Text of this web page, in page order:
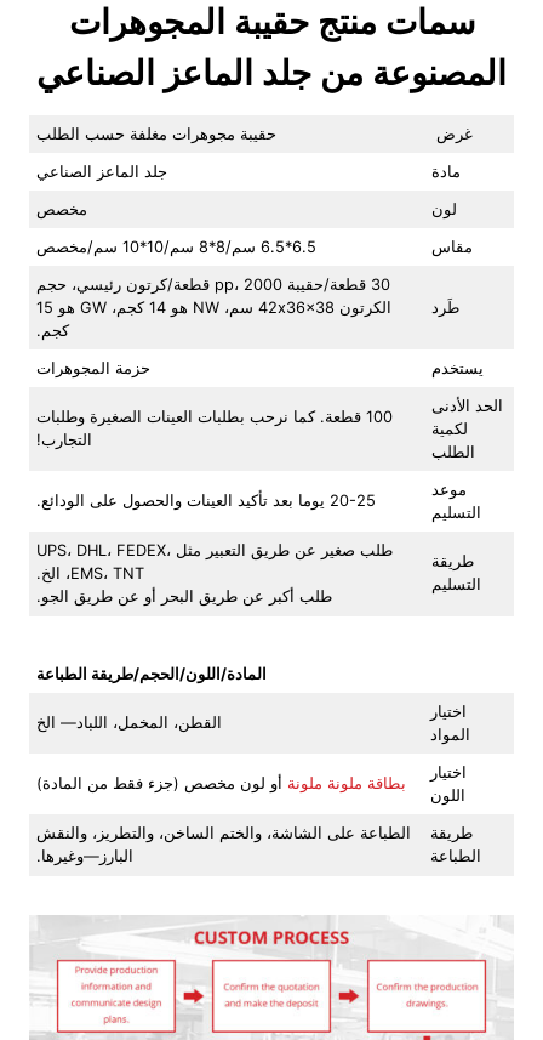
سمات منتج حقيبة المجوهرات
المصنوعة من جلد الماعز الصناعي
غرض حقيبة مجوهرات مغلفة حسب الطلب
مادة جلد الماعز الصناعي
لون مخصص
مقاس 6.5*6.5 سم/8*8 سم/10*10 سم/مخصص
طَرد
30 قطعة/حقيبة pp، 2000 قطعة/كرتون رئيسي، حجم
الكرتون 42x36x38 سم، NW هو 14 كجم، GW هو 15
كجم.
يستخدم حزمة المجوهرات
الحد الأدنى
لكمية
الطلب
100 قطعة. كما نرحب بطلبات العينات الصغيرة وطلبات
التجارب!
موعد
التسليم
20-25 يوما بعد تأكيد العينات والحصول على الودائع.
طريقة
التسليم
طلب صغير عن طريق التعبير مثل UPS، DHL، FEDEX،
EMS، TNT، الخ.
طلب أكبر عن طريق البحر أو عن طريق الجو.
المادة/اللون/الحجم/طريقة الطباعة
اختيار
المواد
القطن، المخمل، اللباد— الخ
اختيار
اللون
بطاقة ملونة ملونة أو لون مخصص (جزء فقط من المادة)
طريقة
الطباعة
الطباعة على الشاشة، والختم الساخن، والتطريز، والنقش
البارز—وغيرها.